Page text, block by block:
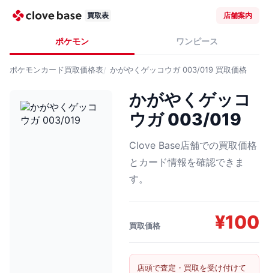
買取表 店舗案内
ポケモン ワンピース
ポケモンカード買取価格表 かがやくゲッコウガ 003/019 買取価格
かがやくゲッコ
ウガ 003/019
Clove Base店舗での買取価格
とカード情報を確認できま
す。
買取価格 ¥100
店頭で査定・買取を受け付けて